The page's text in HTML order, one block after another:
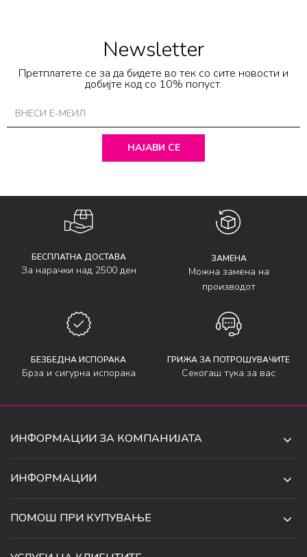
Newsletter
Претплатете се за да бидете во тек со сите новости и
добијте код со 10% попуст.
НАЈАВИ СЕ
БЕСПЛАТНА ДОСТАВА
За нарачки над 2500 ден
ЗАМЕНА
Можна замена на
производот
БЕЗБЕДНА ИСПОРАКА
Брза и сигурна испорака
ГРИЖА ЗА ПОТРОШУВАЧИТЕ
Секогаш тука за вас
ИНФОРМАЦИИ ЗА КОМПАНИЈАТА
СКОПЈЕ, МАКЕДОНИЈА
ИНФОРМАЦИИ
СОРАБОТКИ
ПОМОШ ПРИ КУПУВАЊЕ